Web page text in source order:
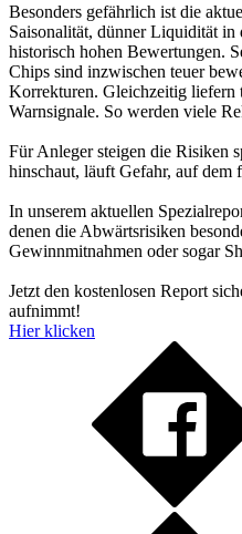
Besonders gefährlich ist die
Saisonalität, dünner Liquidität in
historisch hohen Bewertungen.
Chips sind inzwischen teuer
Korrekturen. Gleichzeitig liefern
Warnsignale. So werden viele
Für Anleger steigen die Risiken
hinschaut, läuft Gefahr, auf dem
In unserem aktuellen
denen die Abwärtsrisiken
Gewinnmitnahmen oder sogar
Jetzt den kostenlosen Report
aufnimmt!
Hier klicken